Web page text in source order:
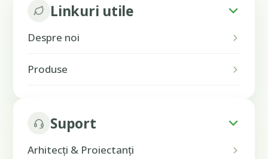
Linkuri utile
Despre noi
Produse
Suport
Arhitecți & Proiectanți